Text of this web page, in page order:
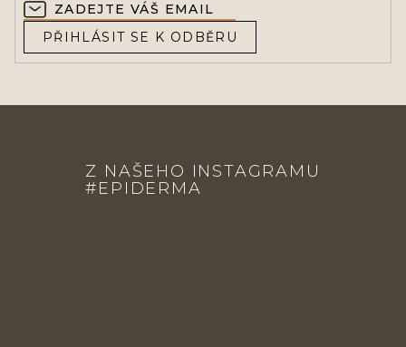
PŘIHLÁSIT SE K ODBĚRU
Z NAŠEHO INSTAGRAMU
#EPIDERMA